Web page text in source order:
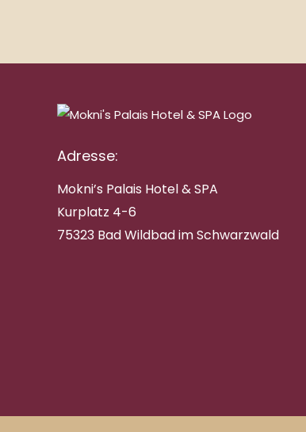
Adresse:
Mokni’s Palais Hotel & SPA
Kurplatz 4-6
75323 Bad Wildbad im Schwarzwald